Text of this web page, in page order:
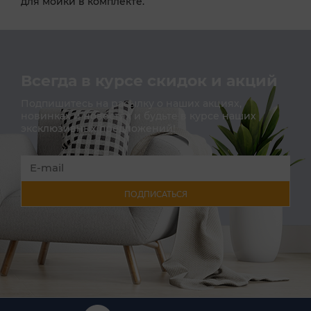
Всегда в курсе скидок и акций
Подпишитесь на расылку о наших акциях,
новинках и новостях и будьте в курсе наших
эксклюзивных предложений!
ПОДПИСАТЬСЯ